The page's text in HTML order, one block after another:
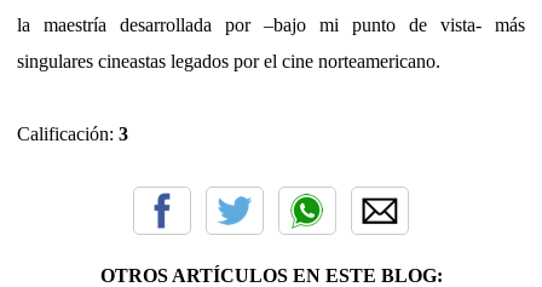
la maestría desarrollada por –bajo mi punto de vista- más
singulares cineastas legados por el cine norteamericano.
Calificación: 3
OTROS ARTÍCULOS EN ESTE BLOG: